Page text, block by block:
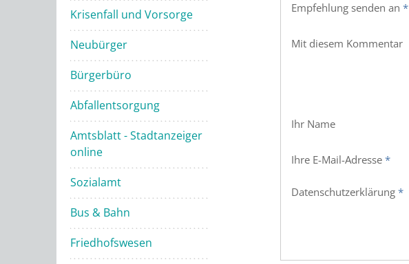
Krisenfall und Vorsorge
Neubürger
Bürgerbüro
Abfallentsorgung
Amtsblatt - Stadtanzeiger
online
Sozialamt
Bus & Bahn
Friedhofswesen
Empfehlung senden an *
Mit diesem Kommentar
Ihr Name
Ihre E-Mail-Adresse *
Datenschutz­erklärung *